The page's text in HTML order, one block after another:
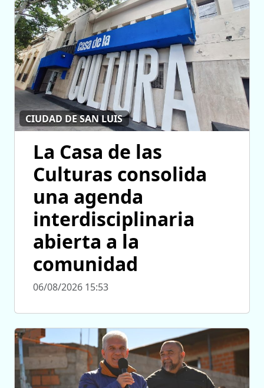
CIUDAD DE SAN LUIS
La Casa de las
Culturas consolida
una agenda
interdisciplinaria
abierta a la
comunidad
06/08/2026 15:53